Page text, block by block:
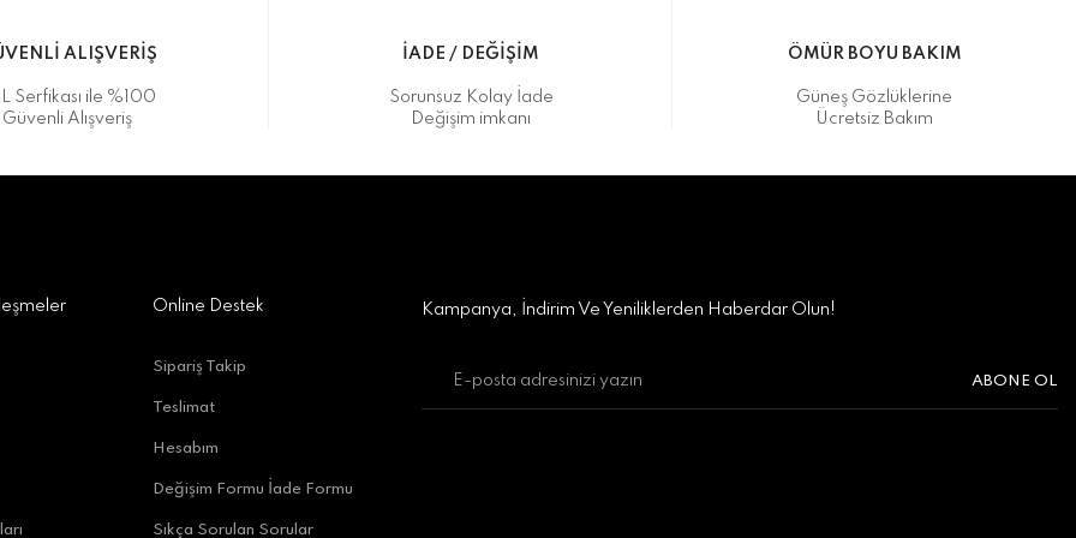
Antalya
ALIŞVERİŞ
Serfikası ile %100
Güvenli Alışveriş
İADE / DEĞİŞİM
Sorunsuz Kolay İade
Değişim imkanı
ÖMÜR BOYU BAKIM
Güneş Gözlüklerine
Ücretsiz Bakım
Online Destek
Sipariş Takip
Teslimat
Hesabım
Değişim Formu İade Formu
Sıkça Sorulan Sorular
Kampanya, İndirim Ve Yeniliklerden Haberdar Olun!
ABONE OL